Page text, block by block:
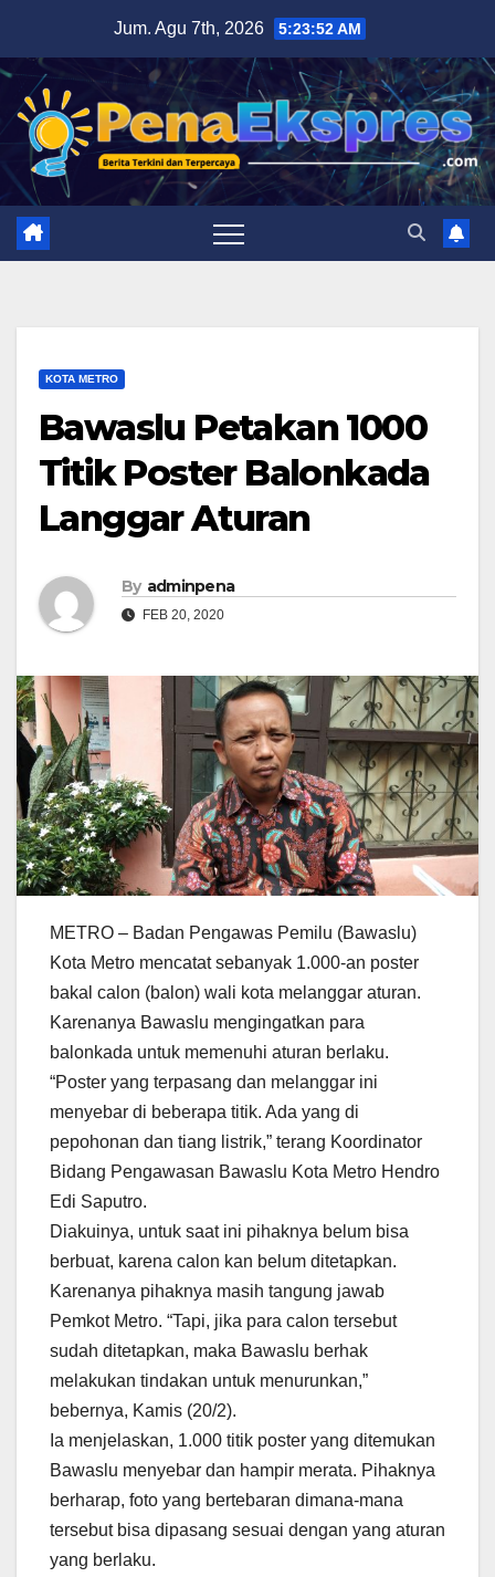
content
Jum. Agu 7th, 2026 5:23:53 AM
KOTA METRO
Bawaslu Petakan 1000
Titik Poster Balonkada
Langgar Aturan
By adminpena
FEB 20, 2020
METRO – Badan Pengawas Pemilu (Bawaslu)
Kota Metro mencatat sebanyak 1.000-an poster
bakal calon (balon) wali kota melanggar aturan.
Karenanya Bawaslu mengingatkan para
balonkada untuk memenuhi aturan berlaku.
“Poster yang terpasang dan melanggar ini
menyebar di beberapa titik. Ada yang di
pepohonan dan tiang listrik,” terang Koordinator
Bidang Pengawasan Bawaslu Kota Metro Hendro
Edi Saputro.
Diakuinya, untuk saat ini pihaknya belum bisa
berbuat, karena calon kan belum ditetapkan.
Karenanya pihaknya masih tangung jawab
Pemkot Metro. “Tapi, jika para calon tersebut
sudah ditetapkan, maka Bawaslu berhak
melakukan tindakan untuk menurunkan,”
bebernya, Kamis (20/2).
Ia menjelaskan, 1.000 titik poster yang ditemukan
Bawaslu menyebar dan hampir merata. Pihaknya
berharap, foto yang bertebaran dimana-mana
tersebut bisa dipasang sesuai dengan yang aturan
yang berlaku.